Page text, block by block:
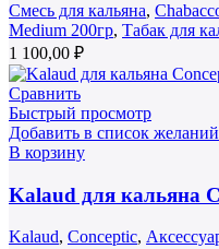
Смесь для кальяна,
Medium 200гр, Табак для
1 100,00 ₽
Сравнить
Быстрый просмотр
Добавить в список желаний
В корзину
Kalaud для кальяна
Kalaud, Conceptic,